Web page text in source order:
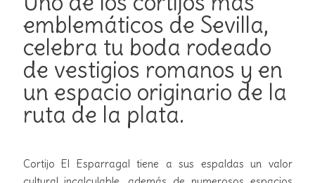
emblemáticos de Sevilla,
celebra tu boda rodeado
de vestigios romanos y en
un espacio originario de la
ruta de la plata.
Cortijo El Esparragal tiene a sus espaldas un valor